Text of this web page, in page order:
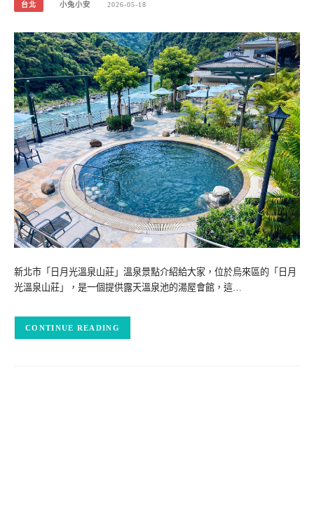
台北 小兔小安 2026-05-18
新北市「日月光溫泉山莊」溫泉景點介紹給大家，位於烏來區的「日月
光溫泉山莊」，是一個提供露天溫泉池的湯屋會館，這…
CONTINUE READING